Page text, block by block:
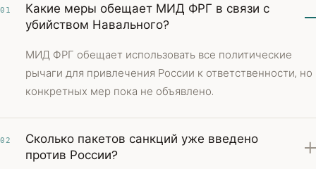
01
Какие меры обещает МИД ФРГ в связи с
убийством Навального?
МИД ФРГ обещает использовать все политические
рычаги для привлечения России к ответственности, но
конкретных мер пока не объявлено.
02
Сколько пакетов санкций уже введено
против России?